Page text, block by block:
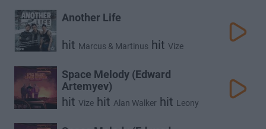
Another Life
hit Marcus & Martinus hit Vize
Space Melody (Edward
Artemyev)
hit Vize hit Alan Walker hit Leony